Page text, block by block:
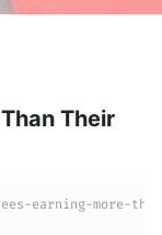
Their
earning-more-